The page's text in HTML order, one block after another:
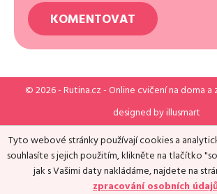
© 2026 - Rutina.cz- Online cvičení na doma a
designed byillusmart
Tyto webové stránky používají cookies a
souhlasíte s jejich použitím, klikněte na tlačítko
jak s Vašimi daty nakládáme, najdete na
zpracování osobních